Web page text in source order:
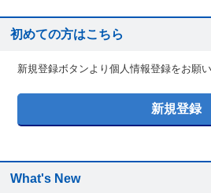
初めての方はこちら
新規登録ボタンより個人情報登録をお願い
What's New